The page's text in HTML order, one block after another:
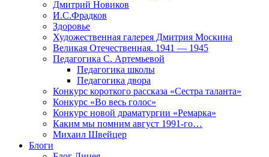
Дмитрий Новиков
И.С.Фрадков
Здоровье
Художественная галерея Дмитрия Москина
Великая Отечественная. 1941 — 1945
Педагогика С. Артемьевой
Педагогика школы
Педагогика двора
Конкурс короткого рассказа «Сестра таланта»
Конкурс «Во весь голос»
Конкурс новой драматургии «Ремарка»
Каким мы помним август 1991-го…
Михаил Швейцер
Блоги